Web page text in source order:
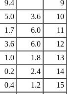
9.4
9
5.0 3.6
10
1.7 6.0
11
3.6 6.0
12
1.0 1.8
13
0.2 2.4
14
0.4 1.2
15